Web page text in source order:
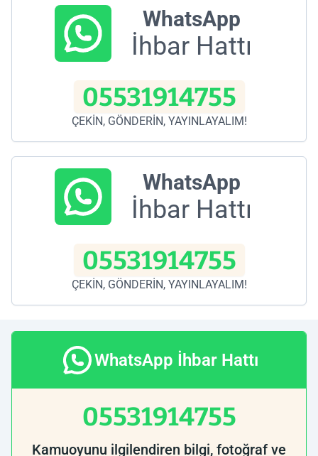
WhatsApp
İhbar Hattı
05531914755
ÇEKİN, GÖNDERİN, YAYINLAYALIM!
WhatsApp
İhbar Hattı
05531914755
ÇEKİN, GÖNDERİN, YAYINLAYALIM!
WhatsApp İhbar Hattı
05531914755
Kamuoyunu ilgilendiren bilgi, fotoğraf ve